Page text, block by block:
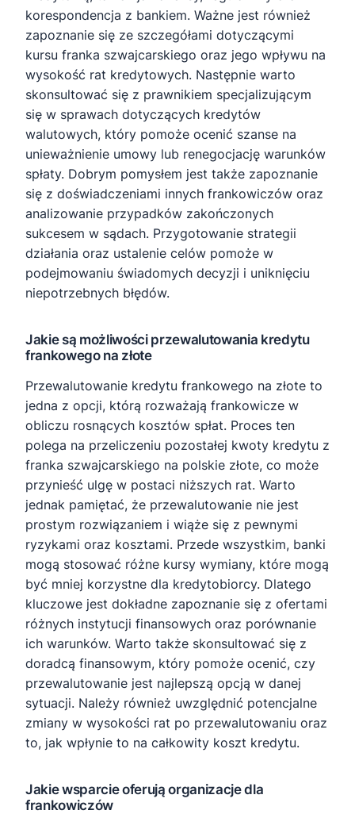
korespondencja z bankiem. Ważne jest również
zapoznanie się ze szczegółami dotyczącymi
kursu franka szwajcarskiego oraz jego wpływu na
wysokość rat kredytowych. Następnie warto
skonsultować się z prawnikiem specjalizującym
się w sprawach dotyczących kredytów
walutowych, który pomoże ocenić szanse na
unieważnienie umowy lub renegocjację warunków
spłaty. Dobrym pomysłem jest także zapoznanie
się z doświadczeniami innych frankowiczów oraz
analizowanie przypadków zakończonych
sukcesem w sądach. Przygotowanie strategii
działania oraz ustalenie celów pomoże w
podejmowaniu świadomych decyzji i uniknięciu
niepotrzebnych błędów.
Jakie są możliwości przewalutowania kredytu
frankowego na złote
Przewalutowanie kredytu frankowego na złote to
jedna z opcji, którą rozważają frankowicze w
obliczu rosnących kosztów spłat. Proces ten
polega na przeliczeniu pozostałej kwoty kredytu z
franka szwajcarskiego na polskie złote, co może
przynieść ulgę w postaci niższych rat. Warto
jednak pamiętać, że przewalutowanie nie jest
prostym rozwiązaniem i wiąże się z pewnymi
ryzykami oraz kosztami. Przede wszystkim, banki
mogą stosować różne kursy wymiany, które mogą
być mniej korzystne dla kredytobiorcy. Dlatego
kluczowe jest dokładne zapoznanie się z ofertami
różnych instytucji finansowych oraz porównanie
ich warunków. Warto także skonsultować się z
doradcą finansowym, który pomoże ocenić, czy
przewalutowanie jest najlepszą opcją w danej
sytuacji. Należy również uwzględnić potencjalne
zmiany w wysokości rat po przewalutowaniu oraz
to, jak wpłynie to na całkowity koszt kredytu.
Jakie wsparcie oferują organizacje dla
frankowiczów